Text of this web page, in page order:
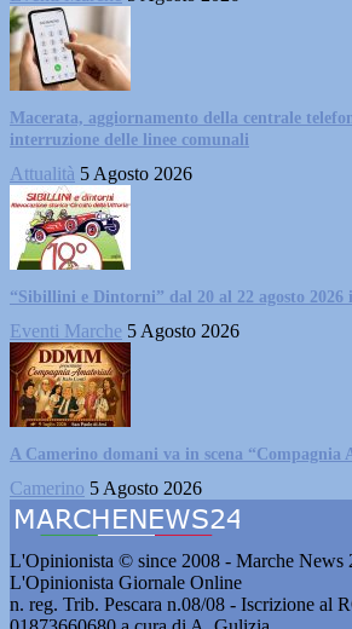
Macerata, aggiornamento della centrale
interruzione delle linee comunali
Attualità 5 Agosto 2026
“Sibillini e Dintorni” dal 20 al 22 agosto 2026
Eventi Marche 5 Agosto 2026
A Camerino domani va in scena “Compagnia
Camerino 5 Agosto 2026
L'Opinionista © since 2008 - Marche News
L'Opinionista Giornale Online
n. reg. Trib. Pescara n.08/08 - Iscrizione al